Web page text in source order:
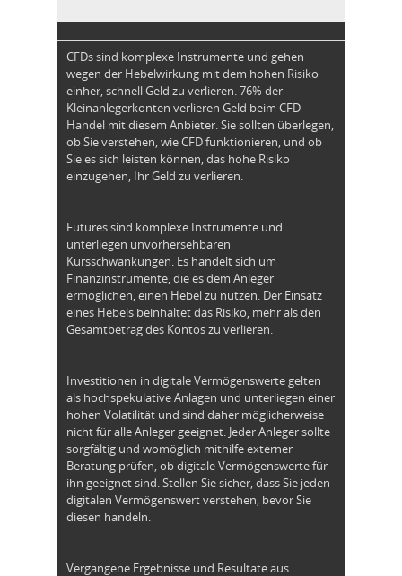
CFDs sind komplexe Instrumente und gehen
wegen der Hebelwirkung mit dem hohen Risiko
einher, schnell Geld zu verlieren. 76% der
Kleinanlegerkonten verlieren Geld beim CFD-
Handel mit diesem Anbieter. Sie sollten überlegen,
ob Sie verstehen, wie CFD funktionieren, und ob
Sie es sich leisten können, das hohe Risiko
einzugehen, Ihr Geld zu verlieren.
Futures sind komplexe Instrumente und
unterliegen unvorhersehbaren
Kursschwankungen. Es handelt sich um
Finanzinstrumente, die es dem Anleger
ermöglichen, einen Hebel zu nutzen. Der Einsatz
eines Hebels beinhaltet das Risiko, mehr als den
Gesamtbetrag des Kontos zu verlieren.
Investitionen in digitale Vermögenswerte gelten
als hochspekulative Anlagen und unterliegen einer
hohen Volatilität und sind daher möglicherweise
nicht für alle Anleger geeignet. Jeder Anleger sollte
sorgfältig und womöglich mithilfe externer
Beratung prüfen, ob digitale Vermögenswerte für
ihn geeignet sind. Stellen Sie sicher, dass Sie jeden
digitalen Vermögenswert verstehen, bevor Sie
diesen handeln.
Vergangene Ergebnisse und Resultate aus